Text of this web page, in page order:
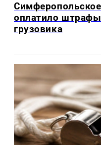
оплатило
грузовика